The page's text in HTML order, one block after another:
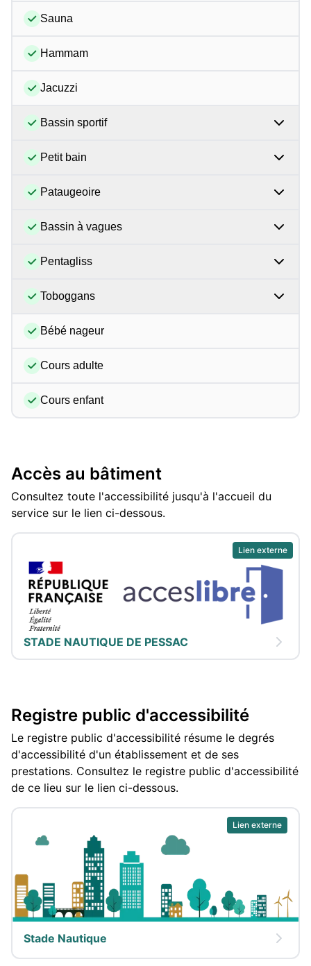
Sauna
Hammam
Jacuzzi
Bassin sportif
Petit bain
Pataugeoire
Bassin à vagues
Pentagliss
Toboggans
Bébé nageur
Cours adulte
Cours enfant
Accès au bâtiment
Consultez toute l'accessibilité jusqu'à l'accueil du
service sur le lien ci-dessous.
Lien externe
STADE NAUTIQUE DE PESSAC
Registre public d'accessibilité
Le registre public d'accessibilité résume le degrés
d'accessibilité d'un établissement et de ses
prestations. Consultez le registre public d'accessibilité
de ce lieu sur le lien ci-dessous.
Lien externe
Stade Nautique